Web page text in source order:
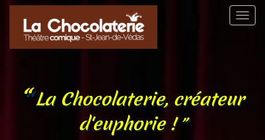
Aller
contenu
principal
La Chocolaterie, créateur
d'euphorie !